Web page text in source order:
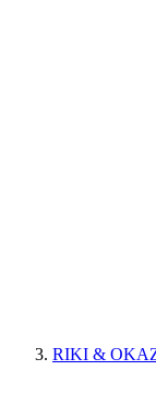
RIKI &